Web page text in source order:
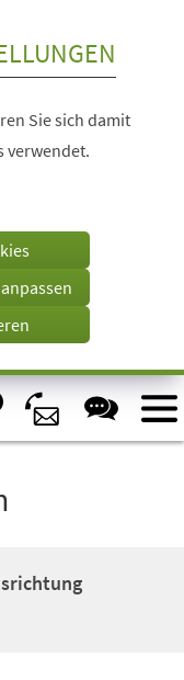
Sie sich damit
verwendet.